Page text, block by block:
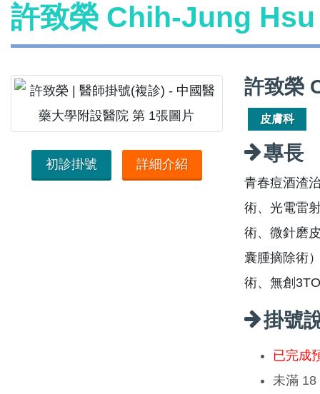
許致榮 Chih-Jung
初診掛號 詳細介紹
許致榮
皮膚科
專長
青春痘酒渣
術、光電雷
術、微針磨
囊腫摘除術
術、無創
掛號
已完成
未滿 18